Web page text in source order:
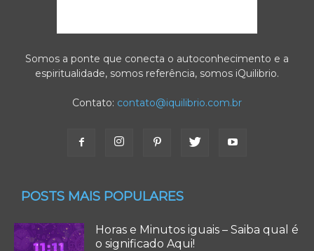
Somos a ponte que conecta o autoconhecimento e a
espiritualidade, somos referência, somos iQuilibrio.
Contato: contato@iquilibrio.com.br
POSTS MAIS POPULARES
Horas e Minutos iguais – Saiba qual é
o significado Aqui!